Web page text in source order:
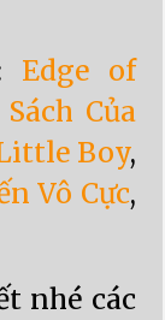
Edge of
Của
Boy,
Vô Cực,
nhé các